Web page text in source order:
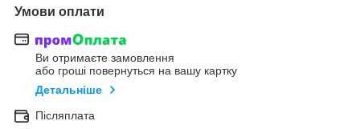
Умови оплати
Ви отримаєте замовлення
або гроші повернуться на вашу картку
Детальніше
Післяплата